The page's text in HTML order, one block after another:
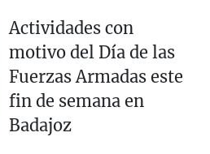
Actividades con
motivo del Día de las
Fuerzas Armadas este
fin de semana en
Badajoz